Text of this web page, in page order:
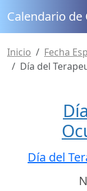
Calendario de
Inicio
Fecha
Día del
Día del